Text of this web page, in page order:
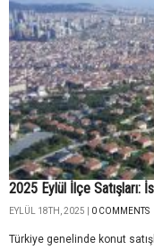
2025 Eylül İlçe Satışları:
EYLÜL 18TH, 2025 | 0 COMMENTS
Türkiye genelinde konut